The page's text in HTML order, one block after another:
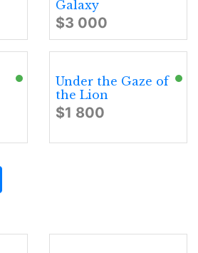
Galaxy
$3 000
Under the Gaze of
the Lion
$1 800